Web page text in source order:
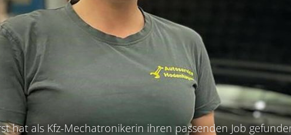
hat als Kfz-Mechatronikerin ihren passenden Job